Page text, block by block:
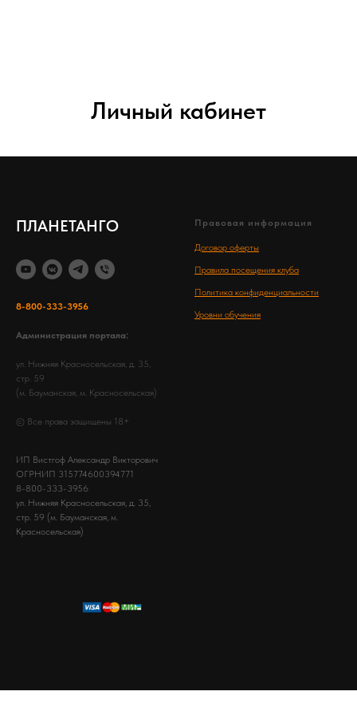
Личный кабинет
ПЛАНЕТАНГО
8-800-333-3956
Администрация портала:
ул. Нижняя Красносельская, д. 35,
стр. 59
(м. Бауманская, м. Красносельская)
© Все права защищены 18+
Правовая информация
Договор оферты
Правила посещения клуба
Политика конфиденциальности
Уровни обучения
ИП Вистгоф Александр Викторович
ОГРНИП 315774600394771
8-800-333-3956
ул. Нижняя Красносельская, д. 35,
стр. 59 (м. Бауманская, м.
Красносельская)